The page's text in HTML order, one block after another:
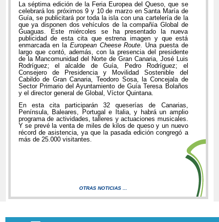
La séptima edición de la Feria Europea del Queso, que se
celebrará los próximos 9 y 10 de marzo en Santa María de
Guía, se publicitará por toda la isla con una cartelería de la
que ya disponen dos vehículos de la compañía Global de
Guaguas. Este miércoles se ha presentado la nueva
publicidad de esta cita que estrena imagen y que está
enmarcada en la European Cheese Route. Una puesta de
largo que contó, además, con la presencia del presidente
de la Mancomunidad del Norte de Gran Canaria, José Luis
Rodríguez; el alcalde de Guía, Pedro Rodríguez; el
Consejero de Presidencia y Movilidad Sostenible del
Cabildo de Gran Canaria, Teodoro Sosa, la Concejala de
Sector Primario del Ayuntamiento de Guía Teresa Bolaños
y el director general de Global, Víctor Quintana.
En esta cita participarán 32 queserías de Canarias,
Península, Baleares, Portugal e Italia, y habrá un amplio
programa de actividades, talleres y actuaciones musicales.
Y se prevé la venta de miles de kilos de queso y un nuevo
récord de asistencia, ya que la pasada edición congregó a
más de 25.000 visitantes.
OTRAS NOTICIAS ...